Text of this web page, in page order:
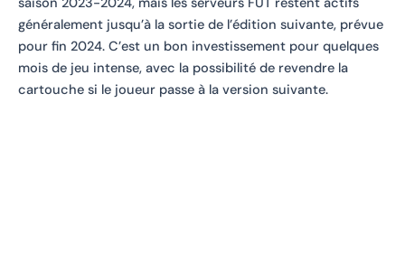
généralement jusqu’à la sortie de l’édition suivante, prévue
pour fin 2024. C’est un bon investissement pour quelques
mois de jeu intense, avec la possibilité de revendre la
cartouche si le joueur passe à la version suivante.